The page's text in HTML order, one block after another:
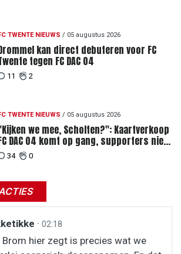
TWENTE NIEUWS / 05 augustus 2026
kan direct debuteren voor FC
tegen FC DAC 04
11 2
TWENTE NIEUWS / 05 augustus 2026
we mee, Scholten?": Kaartverkoop
DAC 04 komt op gang, supporters niet
met ticketprijzen
34 0
· 02:18
Brom hier zegt is precies wat we